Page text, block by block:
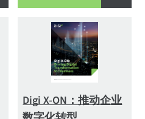
Digi X-ON：推动企业